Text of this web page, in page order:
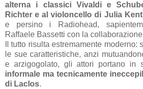
alterna i classici Vivaldi e
Richter e al violoncello di Julia Kent
e persino i Radiohead,
Raffaele Bassetti con la
Il tutto risulta estremamente moderno:
le sue caratteristiche, anzi
e arzigogolato, gli attori portano in
informale ma tecnicamente
di Laclos.